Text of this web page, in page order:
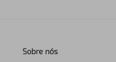
Sobre nós